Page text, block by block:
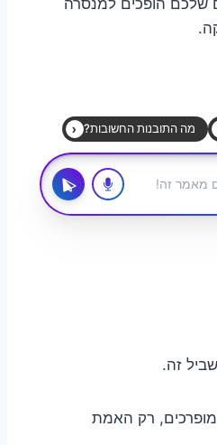
זה.
מופרכים, רק האמת